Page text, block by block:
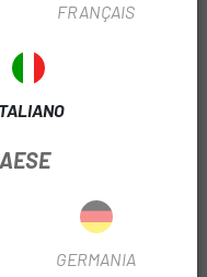
FRANÇAIS
GERMANIA